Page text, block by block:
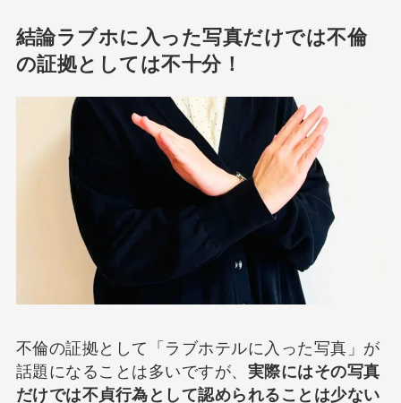
結論ラブホに入った写真だけでは不倫
の証拠としては不十分！
不倫の証拠として「ラブホテルに入った写真」が
話題になることは多いですが、 実際にはその写真
だけでは不貞行為として認められることは少ない